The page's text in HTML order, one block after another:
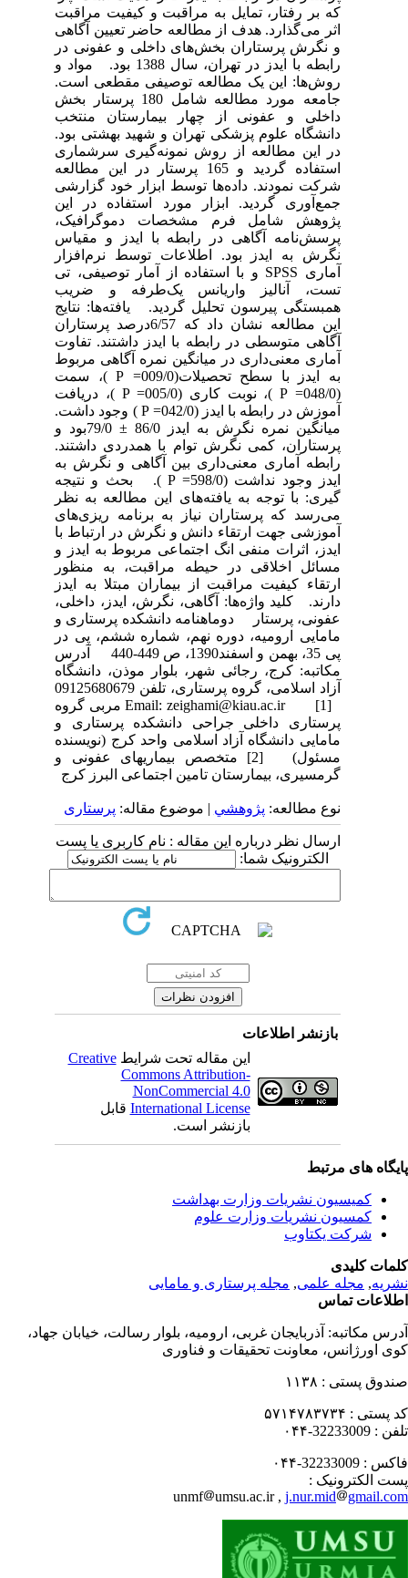
که بر رفتار، تمایل به مراقبت و کیفیت مراقبت
اثر می‌گذارد. هدف از مطالعه حاضر تعیین آگاهی
و نگرش پرستاران بخش‌های داخلی و عفونی در
رابطه با ایدز در تهران، سال 1388 بود. مواد و
روش‌ها: این یک مطالعه توصیفی مقطعی است.
جامعه مورد مطالعه شامل 180 پرستار بخش
داخلی و عفونی از چهار بیمارستان منتخب
دانشگاه علوم پزشکی تهران و شهید بهشتی بود.
در این مطالعه از روش نمونه‌گیری سرشماری
استفاده گردید و 165 پرستار در این مطالعه
شرکت نمودند. داده‌ها توسط ابزار خود گزارشی
جمع‌آوری گردید. ابزار مورد استفاده در این
پژوهش شامل فرم مشخصات دموگرافیک،
پرسش‌نامه آگاهی در رابطه با ایدز و مقیاس
نگرش به ایدز بود. اطلاعات توسط نرم‌افزار
آماری SPSS و با استفاده از آمار توصیفی، تی
تست، آنالیز واریانس یک‌طرفه و ضریب
همبستگی پیرسون تحلیل گردید. یافته‌ها: نتایج
این مطالعه نشان داد که 6/57درصد پرستاران
آگاهی متوسطی در رابطه با ایدز داشتند. تفاوت
آماری معنی‌داری در میانگین نمره آگاهی مربوط
به ایدز با سطح تحصیلات(009/0= P )، سمت
(048/0= P )، نوبت کاری (005/0= P )، دریافت
آموزش در رابطه با ایدز (042/0= P ) وجود داشت.
میانگین نمره نگرش به ایدز 86/0 ± 79/0بود و
پرستاران، کمی نگرش توام با همدردی داشتند.
رابطه آماری معنی‌داری بین آگاهی و نگرش به
ایدز وجود نداشت (598/0= P ). بحث و نتیجه
گیری: با توجه به یافته‌های این مطالعه به نظر
می‌رسد که پرستاران نیاز به برنامه ریزی‌های
آموزشی جهت ارتقاء دانش و نگرش در ارتباط با
ایدز، اثرات منفی انگ اجتماعی مربوط به ایدز و
مسائل اخلاقی در حیطه مراقبت، به منظور
ارتقاء کیفیت مراقبت از بیماران مبتلا به ایدز
دارند. کلید واژه‌ها: آگاهی، نگرش، ایدز، داخلی،
عفونی، پرستار دوماهنامه دانشکده پرستاری و
مامایی ارومیه، دوره نهم، شماره ششم، پی در
پی 35، بهمن و اسفند1390، ص 449-440 آدرس
مکاتبه: کرج، رجائی شهر، بلوار موذن، دانشگاه
آزاد اسلامی، گروه پرستاری، تلفن 09125680679
Email: zeighami@kiau.ac.ir [1] مربی گروه
پرستاری داخلی جراحی دانشکده پرستاری و
مامایی دانشگاه آزاد اسلامی واحد کرج (نویسنده
مسئول) [2] متخصص بیماری­های عفونی و
گرمسیری، بیمارستان تامین اجتماعی البرز کرج
نوع مطالعه:پژوهشي| موضوع مقاله:پرستاری
ارسال نظر درباره این مقاله : نام کاربری یا پست
الکترونیک شما:
بازنشر اطلاعات
این مقاله تحت شرایطCreative
Commons Attribution-
NonCommercial 4.0
International Licenseقابل
بازنشر است.
های مرتبط
کمیسیون نشریات وزارت بهداشت
کمسیون نشریات وزارت علوم
شرکت یکتاوب
کلیدی
,مجله علمی, مجله پرستاری و مامایی
تماس
مکاتبه:آذربایجان غربی، ارومیه، بلوار رسالت، خیابان جهاد،
اورژانس، معاونت تحقیقات و فناوری
پستی : ۱۱۳۸
پستی : ۵۷۱۴۷۸۳۷۳۴
: 32233009-۰۴۴
: 32233009-۰۴۴
الکترونیک :
unmf
umsu.ac.ir ,j.nur.mid